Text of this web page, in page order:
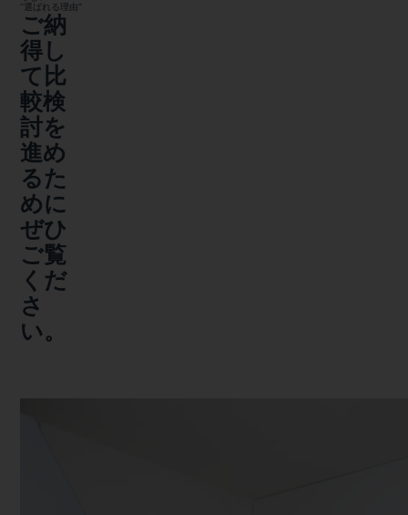
“選ばれる理由”
ご納
得し
て比
較検
討を
進め
るた
めに
ぜひ
ご覧
くだ
さ
い。